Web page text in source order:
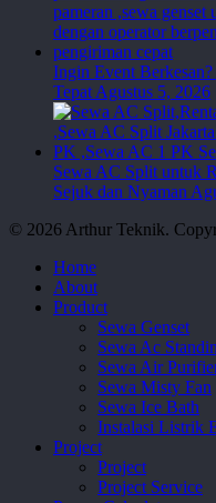
Ingin Event
TepatAgustus 5, 2026
Sewa AC Split untuk
Sejuk dan Nyaman
© 2026 Arthur Teknik.
Close
Menu
Home
About
Product
Sewa Genset
Sewa Ac
Sewa Air
Sewa Misty Fan
Sewa Ice Bath
Instalasi Listrik
Project
Project
Project Service